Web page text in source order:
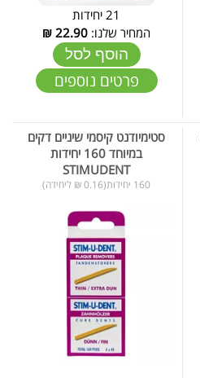
21 יחידות
המחיר שלנו: 22.90
₪
הוסף לסל
פרטים נוספים
סטימיודנט קיסמי שיניים דקים
במיוחד 160 יחידות
STIMUDENT
160 יחידות(0.16 ₪ ליחידה)